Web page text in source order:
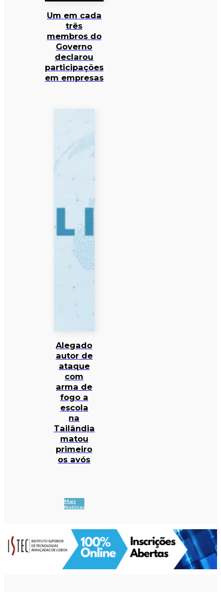
Um em cada
três
membros do
Governo
declarou
participações
em empresas
Alegado
autor de
ataque
com
arma de
fogo a
escola
na
Tailândia
matou
primeiro
os avós
Mais
Notícias